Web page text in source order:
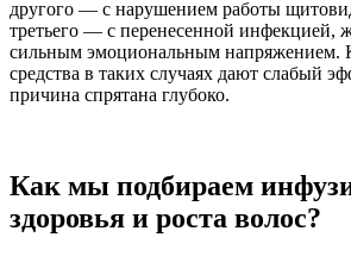
другого — с нарушением работы
третьего — с перенесенной инфекцией,
сильным эмоциональным напряжением.
средства в таких случаях дают слабый
причина спрятана глубоко.
Как мы подбираем
здоровья и роста волос?